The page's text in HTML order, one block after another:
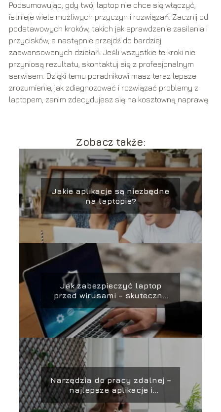
Podsumowując, gdy twój laptop nie chce się włączyć,
istnieje wiele możliwych przyczyn i rozwiązań. Zacznij od
podstawowych kroków, takich jak sprawdzenie zasilania i
przycisków, a następnie przejdź do bardziej
zaawansowanych działań. Jeśli wszystkie te kroki nie
przyniosą rezultatu, skontaktuj się z profesjonalnym
serwisem. Dzięki temu poradnikowi masz teraz lepsze
zrozumienie, jak zdiagnozować i rozwiązać problemy z
laptopem, zanim zdecydujesz się na kosztowną naprawę.
Zobacz także:
Jakie aplikacje są niezbędne
na laptopie?
Jak zabezpieczyć laptop
przed wirusami – skuteczne
metody ochrony i
zabezpieczania danych
Narzędzia do pracy zdalnej –
najlepsze aplikacje i
platformy